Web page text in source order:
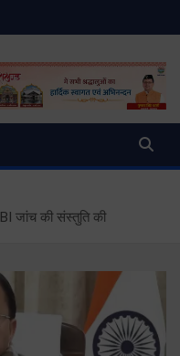
News
जांच की संस्तुति की